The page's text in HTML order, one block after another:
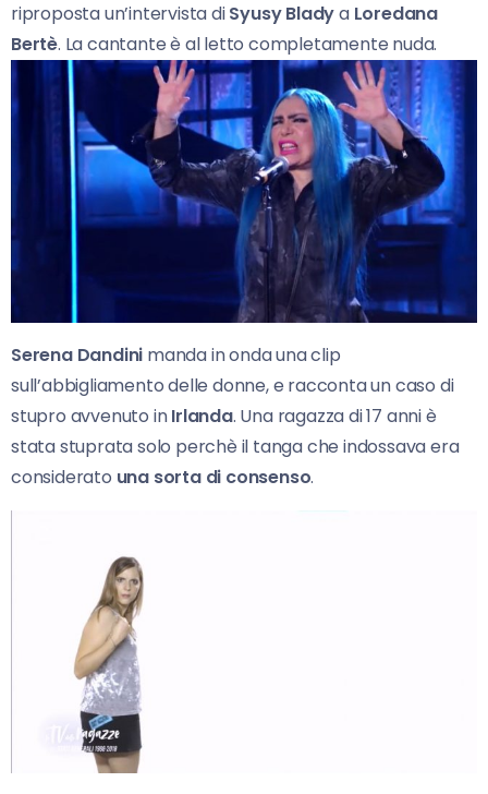
riproposta un’intervista diSyusy Bladya Loredana
Bertè. La cantante è al letto completamente nuda.
Serena Dandini manda in onda una clip
sull’abbigliamento delle donne, e racconta un caso di
stupro avvenuto inIrlanda. Una ragazza di 17 anni è
stata stuprata solo perchè il tanga che indossava era
considerato una sorta di consenso.